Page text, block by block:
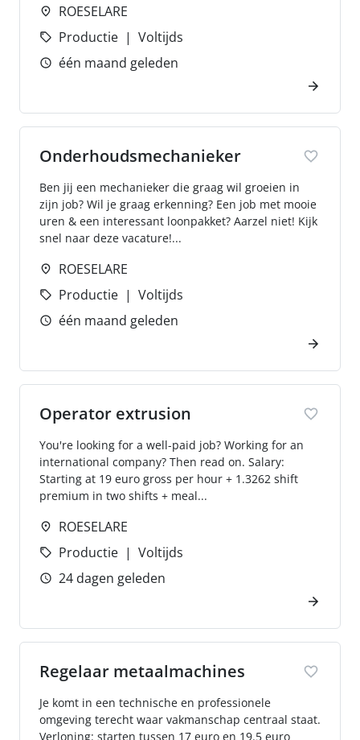
ROESELARE
Productie
Voltijds
één maand geleden
Onderhoudsmechanieker
Ben jij een mechanieker die graag wil groeien in
zijn job? Wil je graag erkenning? Een job met mooie
uren & een interessant loonpakket? Aarzel niet! Kijk
snel naar deze vacature!...
ROESELARE
Productie
Voltijds
één maand geleden
Operator extrusion
You're looking for a well-paid job? Working for an
international company? Then read on. Salary:
Starting at 19 euro gross per hour + 1.3262 shift
premium in two shifts + meal...
ROESELARE
Productie
Voltijds
24 dagen geleden
Regelaar metaalmachines
Je komt in een technische en professionele
omgeving terecht waar vakmanschap centraal staat.
Verloning: starten tussen 17 euro en 19.5 euro